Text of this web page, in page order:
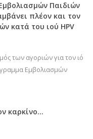
Παιδιών
πλέον και τον
κατά του ιού HPV
των αγοριών για τον ιό
Εμβολιασμών
καρκίνο…